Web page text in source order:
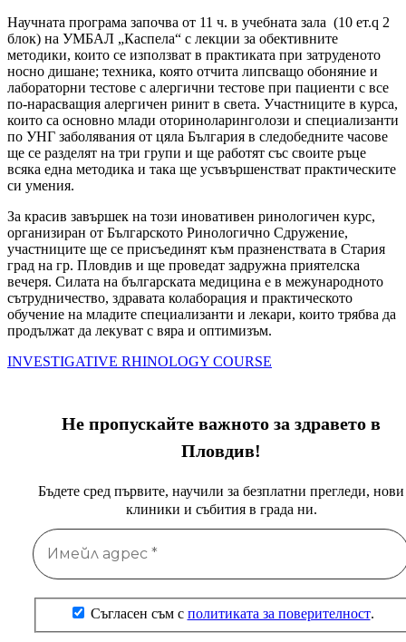
Научната програма започва от 11 ч. в учебната зала (10 ет.q 2
блок) на УМБАЛ „Каспела“ с лекции за обективните
методики, които се използват в практиката при затруденото
носно дишане; техника, която отчита липсващо обоняние и
лабораторни тестове с алергични тестове при пациенти с все
по-нарасващия алергичен ринит в света. Участниците в курса,
които са основно млади оториноларинголози и специализанти
по УНГ заболявания от цяла България в следобедните часове
ще се разделят на три групи и ще работят със своите ръце
всяка една методика и така ще усъвършенстват практическите
си умения.
За красив завършек на този иновативен ринологичен курс,
организиран от Българското Ринологично Сдружение,
участниците ще се присъединят към празненствата в Стария
град на гр. Пловдив и ще проведат задружна приятелска
вечеря. Силата на българската медицина е в межународното
сътрудничество, здравата колаборация и практическото
обучение на младите специализанти и лекари, които трябва да
продължат да лекуват с вяра и оптимизъм.
INVESTIGATIVE RHINOLOGY COURSE
Не пропускайте важното за здравето в
Пловдив!
Бъдете сред първите, научили за безплатни прегледи, нови
клиники и събития в града ни.
Съгласен съм с политиката за поверителност.